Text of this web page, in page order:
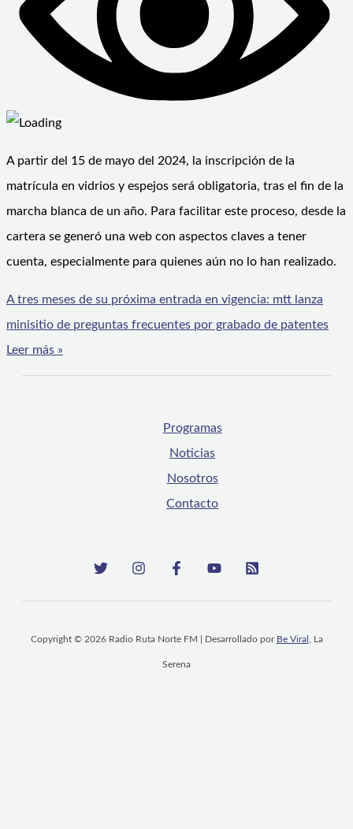
A partir del 15 de mayo del 2024, la inscripción de la
matrícula en vidrios y espejos será obligatoria, tras el fin de la
marcha blanca de un año. Para facilitar este proceso, desde la
cartera se generó una web con aspectos claves a tener
cuenta, especialmente para quienes aún no lo han realizado.
A tres meses de su próxima entrada en vigencia: mtt lanza
minisitio de preguntas frecuentes por grabado de patentes
Leer más »
Programas
Noticias
Nosotros
Contacto
Copyright © 2026 Radio Ruta Norte FM | Desarrollado por Be Viral , La
Serena